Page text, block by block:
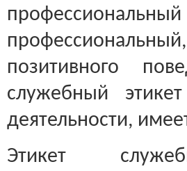
позитивного
служебный
деятельности,
Этикет